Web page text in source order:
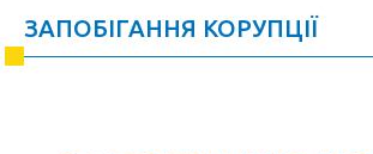
ЗАПОБІГАННЯ КОРУПЦІЇ